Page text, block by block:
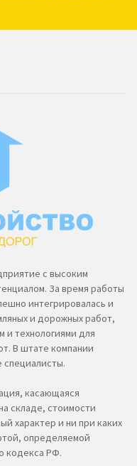
с высоким
За время работы
интегрировалась и
и дорожных работ,
технологиями для
В штате компании
касающаяся
складе, стоимости
характер и ни при каких
определяемой
кодекса РФ.